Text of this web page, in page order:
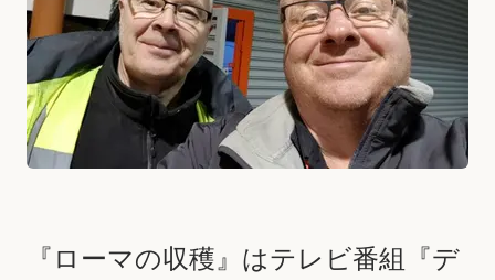
『ローマの収穫』はテレビ番組『デ